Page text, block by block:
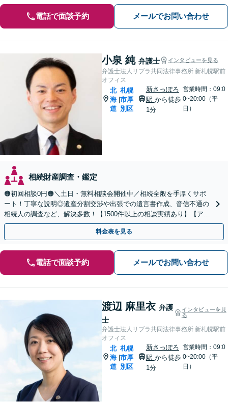
電話で面談予約 メールでお問い合わせ
小泉 純 弁護士 インタビューを見る
弁護士法人リブラ共同法律事務所 新札幌駅前
オフィス
北
海
道
|
札幌
市厚
別区
新さっぽろ
駅 から徒歩
1分
営業時間：09:0
0~20:00（平
日）
相続財産調査・鑑定
🟠初回相談0円🟠＼土日・無料相談会開催中／相続全般を手厚くサポ
ート！丁寧な説明◎遺産分割交渉や出張での遺言書作成、音信不通の
相続人の調査など、解決多数！【1500件以上の相談実績あり】【アク
セス良好】【分かりやすい料金体系】
料金表を見る
電話で面談予約 メールでお問い合わせ
渡辺 麻里衣 弁護
士
インタビューを見
る
弁護士法人リブラ共同法律事務所 新札幌駅前
オフィス
北
海
道
|
札幌
市厚
別区
新さっぽろ
駅 から徒歩
1分
営業時間：09:0
0~20:00（平
日）